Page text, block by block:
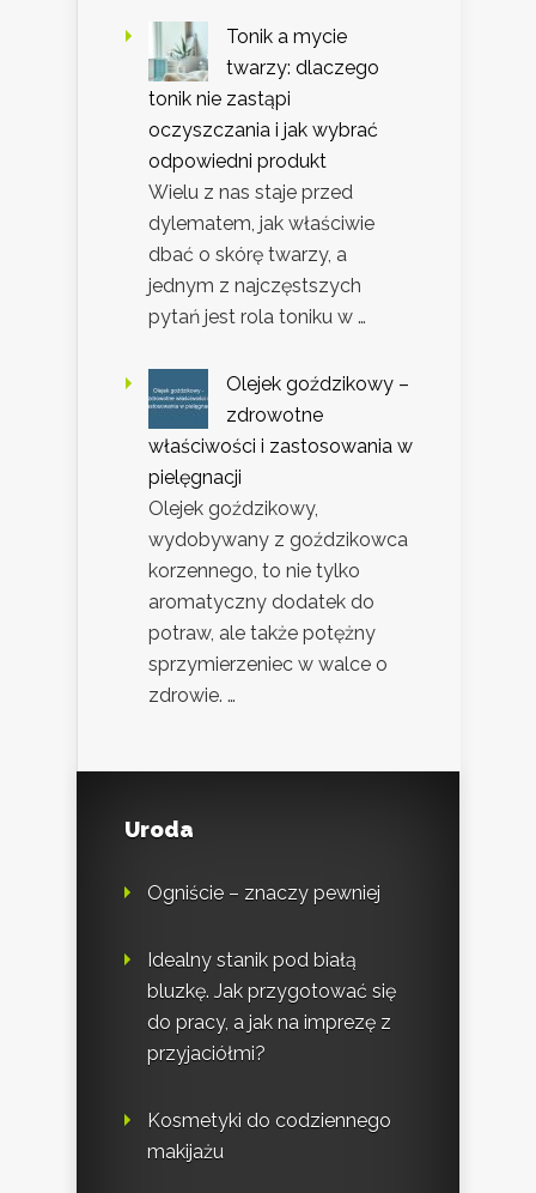
Tonik a mycie
twarzy: dlaczego
tonik nie zastąpi
oczyszczania i jak wybrać
odpowiedni produkt
Wielu z nas staje przed
dylematem, jak właściwie
dbać o skórę twarzy, a
jednym z najczęstszych
pytań jest rola toniku w …
Olejek goździkowy –
zdrowotne
właściwości i zastosowania w
pielęgnacji
Olejek goździkowy,
wydobywany z goździkowca
korzennego, to nie tylko
aromatyczny dodatek do
potraw, ale także potężny
sprzymierzeniec w walce o
zdrowie. …
Uroda
Ogniście – znaczy pewniej
Idealny stanik pod białą
bluzkę. Jak przygotować się
do pracy, a jak na imprezę z
przyjaciółmi?
Kosmetyki do codziennego
makijażu